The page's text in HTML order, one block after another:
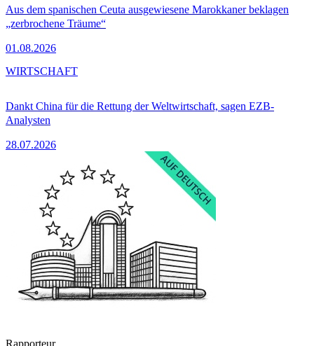
Aus dem spanischen Ceuta ausgewiesene Marokkaner beklagen
„zerbrochene Träume“
01.08.2026
Dankt China für die Rettung der Weltwirtschaft, sagen EZB-
Analysten
28.07.2026
WIRTSCHAFT
Rapporteur